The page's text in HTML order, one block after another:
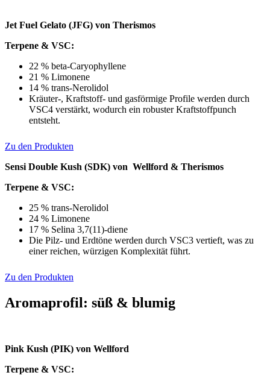
Jet Fuel Gelato (JFG) von Therismos
Terpene & VSC:
22 % beta-Caryophyllene
21 % Limonene
14 % trans-Nerolidol
Kräuter-, Kraftstoff- und gasförmige Profile werden durch
VSC4 verstärkt, wodurch ein robuster Kraftstoffpunch
entsteht.
Zu den Produkten
Sensi Double Kush (SDK) von Wellford & Therismos
Terpene & VSC:
25 % trans-Nerolidol
24 % Limonene
17 % Selina 3,7(11)-diene
Die Pilz- und Erdtöne werden durch VSC3 vertieft, was zu
einer reichen, würzigen Komplexität führt.
Zu den Produkten
Aromaprofil: süß & blumig
Pink Kush (PIK) von Wellford
Terpene & VSC: